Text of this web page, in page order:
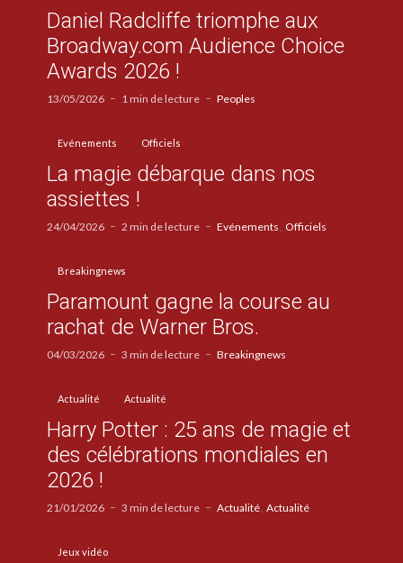
Daniel Radcliffe triomphe aux
Broadway.com Audience Choice
Awards 2026 !
13/05/2026 1 min de lecture Peoples
Evénements Officiels
La magie débarque dans nos
assiettes !
24/04/2026 2 min de lecture Evénements Officiels
Breakingnews
Paramount gagne la course au
rachat de Warner Bros.
04/03/2026 3 min de lecture Breakingnews
Actualité Actualité
Harry Potter : 25 ans de magie et
des célébrations mondiales en
2026 !
21/01/2026 3 min de lecture Actualité Actualité
Jeux vidéo